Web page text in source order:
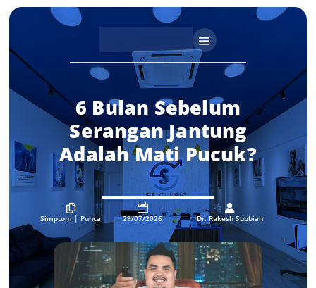
6 Bulan Sebelum
Serangan Jantung
Adalah Mati Pucuk?

Simptom | Punca

29/07/2026

Dr. Rakesh Subbiah